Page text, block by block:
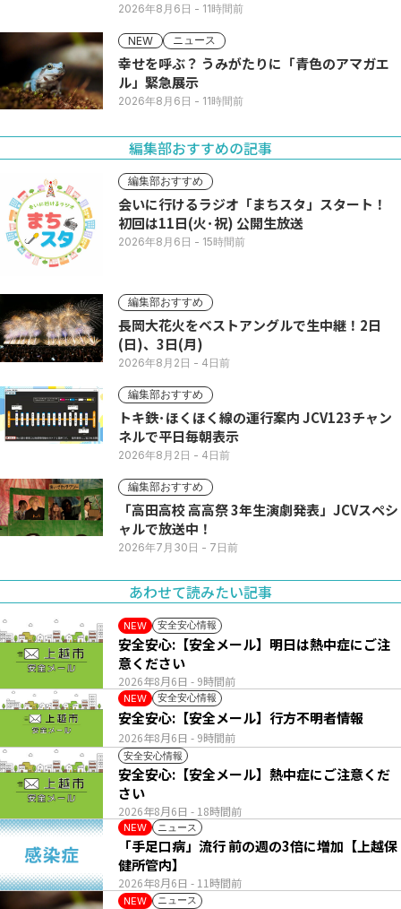
2026年8月6日 - 11時間前
NEW ニュース
幸せを呼ぶ？ うみがたりに「青色のアマガエ
ル」緊急展示
2026年8月6日 - 11時間前
編集部おすすめの記事
編集部おすすめ
会いに行けるラジオ「まちスタ」スタート！
初回は11日(火･祝) 公開生放送
2026年8月6日 - 15時間前
編集部おすすめ
長岡大花火をベストアングルで生中継！2日
(日)、3日(月)
2026年8月2日 - 4日前
編集部おすすめ
トキ鉄･ほくほく線の運行案内 JCV123チャン
ネルで平日毎朝表示
2026年8月2日 - 4日前
編集部おすすめ
「高田高校 高高祭 3年生演劇発表」JCVスペシ
ャルで放送中！
2026年7月30日 - 7日前
あわせて読みたい記事
NEW 安全安心情報
2026年8月6日 - 9時間前
安全安心:【安全メール】明日は熱中症にご注
意ください
NEW 安全安心情報
2026年8月6日 - 9時間前
安全安心:【安全メール】行方不明者情報
安全安心情報
2026年8月6日 - 18時間前
安全安心:【安全メール】熱中症にご注意くだ
さい
NEW ニュース
2026年8月6日 - 11時間前
「手足口病」流行 前の週の3倍に増加【上越保
健所管内】
NEW ニュース